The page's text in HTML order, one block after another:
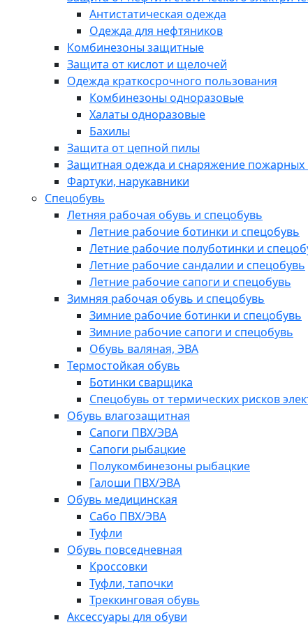
Антистатическая одежда
Одежда для нефтяников
Комбинезоны защитные
Защита от кислот и щелочей
Одежда краткосрочного пользования
Комбинезоны одноразовые
Халаты одноразовые
Бахилы
Защита от цепной пилы
Защитная одежда и снаряжение пожарных
Фартуки, нарукавники
Спецобувь
Летняя рабочая обувь и спецобувь
Летние рабочие ботинки и спецобувь
Летние рабочие полуботинки и
Летние рабочие сандалии и спецобувь
Летние рабочие сапоги и спецобувь
Зимняя рабочая обувь и спецобувь
Зимние рабочие ботинки и спецобувь
Зимние рабочие сапоги и спецобувь
Обувь валяная, ЭВА
Термостойкая обувь
Ботинки сварщика
Спецобувь от термических рисков
Обувь влагозащитная
Сапоги ПВХ/ЭВА
Сапоги рыбацкие
Полукомбинезоны рыбацкие
Галоши ПВХ/ЭВА
Обувь медицинская
Сабо ПВХ/ЭВА
Туфли
Обувь повседневная
Кроссовки
Туфли, тапочки
Треккинговая обувь
Аксессуары для обуви